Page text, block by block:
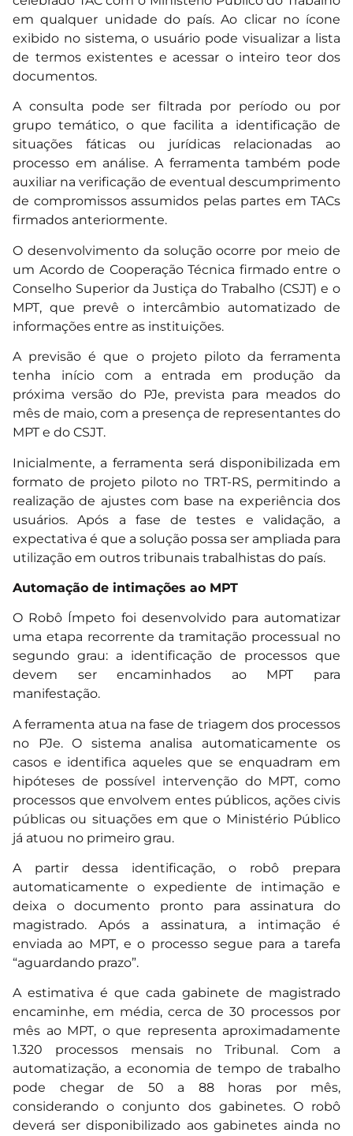
em qualquer unidade do país. Ao clicar no ícone
exibido no sistema, o usuário pode visualizar a lista
de termos existentes e acessar o inteiro teor dos
documentos.
A consulta pode ser filtrada por período ou por
grupo temático, o que facilita a identificação de
situações fáticas ou jurídicas relacionadas ao
processo em análise. A ferramenta também pode
auxiliar na verificação de eventual descumprimento
de compromissos assumidos pelas partes em TACs
firmados anteriormente.
O desenvolvimento da solução ocorre por meio de
um Acordo de Cooperação Técnica firmado entre o
Conselho Superior da Justiça do Trabalho (CSJT) e o
MPT, que prevê o intercâmbio automatizado de
informações entre as instituições.
A previsão é que o projeto piloto da ferramenta
tenha início com a entrada em produção da
próxima versão do PJe, prevista para meados do
mês de maio, com a presença de representantes do
MPT e do CSJT.
Inicialmente, a ferramenta será disponibilizada em
formato de projeto piloto no TRT-RS, permitindo a
realização de ajustes com base na experiência dos
usuários. Após a fase de testes e validação, a
expectativa é que a solução possa ser ampliada para
utilização em outros tribunais trabalhistas do país.
Automação de intimações ao MPT
O Robô Ímpeto foi desenvolvido para automatizar
uma etapa recorrente da tramitação processual no
segundo grau: a identificação de processos que
devem ser encaminhados ao MPT para
manifestação.
A ferramenta atua na fase de triagem dos processos
no PJe. O sistema analisa automaticamente os
casos e identifica aqueles que se enquadram em
hipóteses de possível intervenção do MPT, como
processos que envolvem entes públicos, ações civis
públicas ou situações em que o Ministério Público
já atuou no primeiro grau.
A partir dessa identificação, o robô prepara
automaticamente o expediente de intimação e
deixa o documento pronto para assinatura do
magistrado. Após a assinatura, a intimação é
enviada ao MPT, e o processo segue para a tarefa
“aguardando prazo”.
A estimativa é que cada gabinete de magistrado
encaminhe, em média, cerca de 30 processos por
mês ao MPT, o que representa aproximadamente
1.320 processos mensais no Tribunal. Com a
automatização, a economia de tempo de trabalho
pode chegar de 50 a 88 horas por mês,
considerando o conjunto dos gabinetes. O robô
deverá ser disponibilizado aos gabinetes ainda no